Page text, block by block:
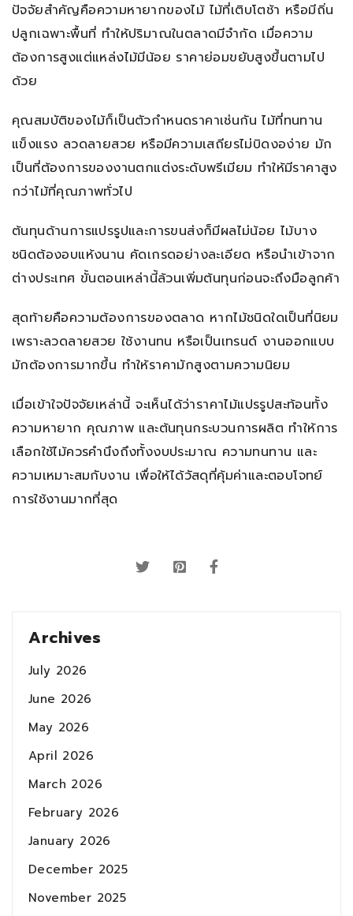
ปัจจัยสำคัญคือความหายากของไม้ ไม้ที่เติบโตช้า หรือมีถิ่น
ปลูกเฉพาะพื้นที่ ทำให้ปริมาณในตลาดมีจำกัด เมื่อความ
ต้องการสูงแต่แหล่งไม้มีน้อย ราคาย่อมขยับสูงขึ้นตามไป
ด้วย
คุณสมบัติของไม้ก็เป็นตัวกำหนดราคาเช่นกัน ไม้ที่ทนทาน
แข็งแรง ลวดลายสวย หรือมีความเสถียรไม่บิดงอง่าย มัก
เป็นที่ต้องการของงานตกแต่งระดับพรีเมียม ทำให้มีราคาสูง
กว่าไม้ที่คุณภาพทั่วไป
ต้นทุนด้านการแปรรูปและการขนส่งก็มีผลไม่น้อย ไม้บาง
ชนิดต้องอบแห้งนาน คัดเกรดอย่างละเอียด หรือนำเข้าจาก
ต่างประเทศ ขั้นตอนเหล่านี้ล้วนเพิ่มต้นทุนก่อนจะถึงมือลูกค้า
สุดท้ายคือความต้องการของตลาด หากไม้ชนิดใดเป็นที่นิยม
เพราะลวดลายสวย ใช้งานทน หรือเป็นเทรนด์ งานออกแบบ
มักต้องการมากขึ้น ทำให้ราคามักสูงตามความนิยม
เมื่อเข้าใจปัจจัยเหล่านี้ จะเห็นได้ว่าราคาไม้แปรรูปสะท้อนทั้ง
ความหายาก คุณภาพ และต้นทุนกระบวนการผลิต ทำให้การ
เลือกใช้ไม้ควรคำนึงถึงทั้งงบประมาณ ความทนทาน และ
ความเหมาะสมกับงาน เพื่อให้ได้วัสดุที่คุ้มค่าและตอบโจทย์
การใช้งานมากที่สุด
Archives
July 2026
June 2026
May 2026
April 2026
March 2026
February 2026
January 2026
December 2025
November 2025